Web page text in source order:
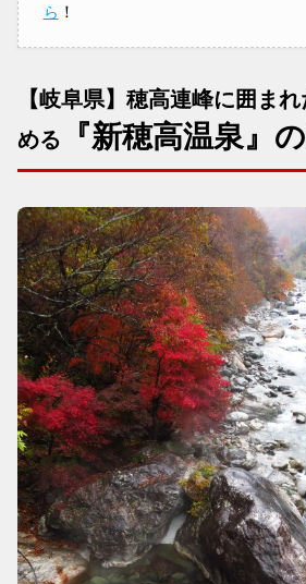
ら ！
【岐阜県】穂高連峰に囲ま
める
『新穂高温泉』